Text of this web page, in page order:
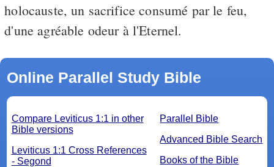
holocauste, un sacrifice consumé par le feu,
d'une agréable odeur à l'Eternel.
Online Parallel Study Bible
Parallel Bible
Advanced Bible Search
Books of the Bible
Compare Leviticus 1:1 in other
Bible versions
Leviticus 1:1 Cross References
- Segond